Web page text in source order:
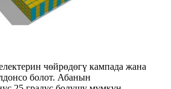
чөйрөдөгү кампада жана
болот. Абанын